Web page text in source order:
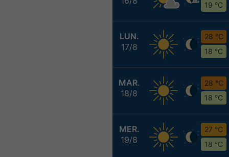
19 °C
LUN.
17/8
28 °C
18 °C
MAR.
18/8
28 °C
18 °C
MER.
19/8
27 °C
18 °C